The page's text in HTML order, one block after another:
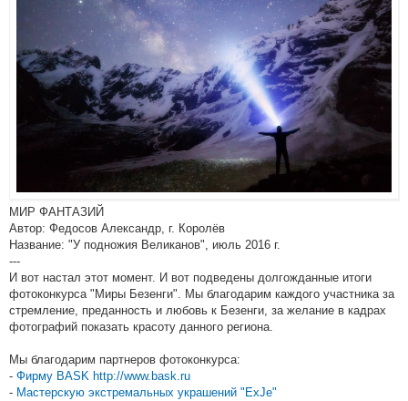
МИР ФАНТАЗИЙ
Автор: Федосов Александр, г. Королёв
Название: "У подножия Великанов", июль 2016 г.
---
И вот настал этот момент. И вот подведены долгожданные итоги
фотоконкурса "Миры Безенги". Мы благодарим каждого участника за
стремление, преданность и любовь к Безенги, за желание в кадрах
фотографий показать красоту данного региона.
Мы благодарим партнеров фотоконкурса:
- Фирму BASK http://www.bask.ru
- Мастерскую экстремальных украшений "ExJe"